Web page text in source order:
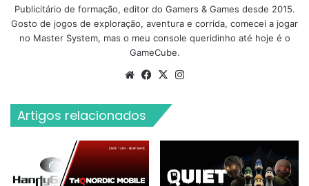
Publicitário de formação, editor do Gamers & Games desde 2015.
Gosto de jogos de exploração, aventura e corrida, comecei a jogar
no Master System, mas o meu console queridinho até hoje é o
GameCube.
WebsiteFacebook
X
Artigos relacionados